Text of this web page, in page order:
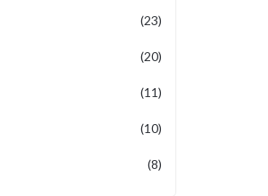
(23)
(20)
(11)
(10)
(8)